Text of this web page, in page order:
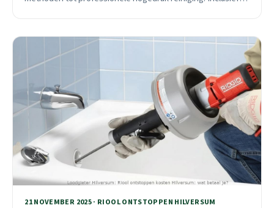
21 NOVEMBER 2025 · RIOOL ONTSTOPPEN HILVERSUM